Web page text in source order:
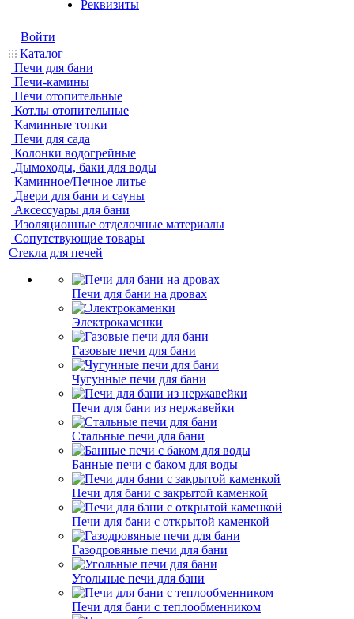
Реквизиты
Войти
Каталог
Печи для бани
Печи-камины
Печи отопительные
Котлы отопительные
Каминные топки
Печи для сада
Колонки водогрейные
Дымоходы, баки для воды
Каминное/Печное литье
Двери для бани и сауны
Аксессуары для бани
Изоляционные отделочные материалы
Сопутствующие товары
Стекла для печей
Печи для бани на дровах
Электрокаменки
Газовые печи для бани
Чугунные печи для бани
Печи для бани из нержавейки
Стальные печи для бани
Банные печи с баком для воды
Печи для бани с закрытой каменкой
Печи для бани с открытой каменкой
Газодровяные печи для бани
Угольные печи для бани
Печи для бани с теплообменником